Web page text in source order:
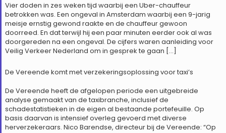
Vier doden in zes weken tijd waarbij een Uber-chauffeur
betrokken was. Een ongeval in Amsterdam waarbij een 9-jarig
meisje ernstig gewond raakte en de chauffeur gewoon
doorreed. En dat terwijl hij een paar minuten eerder ook al was
doorgereden na een ongeval. De cijfers waren aanleiding voor
Veilig Verkeer Nederland om in gesprek te gaan […]
De Vereende komt met verzekeringsoplossing voor taxi’s
De Vereende heeft de afgelopen periode een uitgebreide
analyse gemaakt van de taxibranche, inclusief de
schadestatistieken in de eigen al bestaande portefeuille. Op
basis daarvan is intensief overleg gevoerd met diverse
herverzekeraars. Nico Barendse, directeur bij de Vereende: “Op